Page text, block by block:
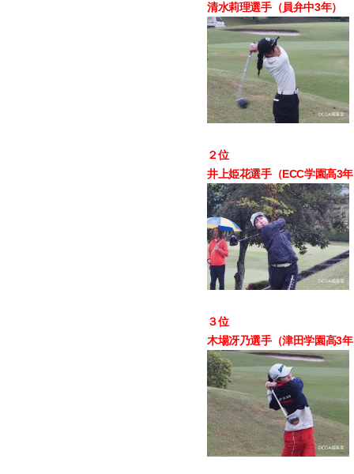
清水莉理選手（員弁中3年
２位
井上姫花選手（ECC学園高3
３位
木場冴乃選手（津田学園高3